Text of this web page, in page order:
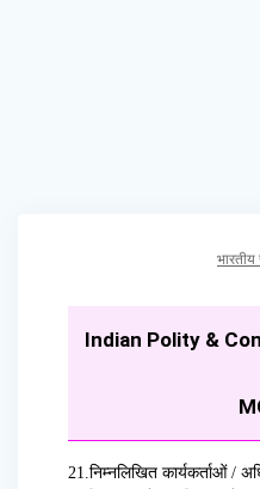
भारतीय
Indian Polity &
21. निम्नलिखित कार्यकर्ताओं /